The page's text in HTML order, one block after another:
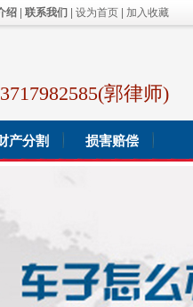
绍 联系我们 设为首页 加入收藏
郭律师)
产分割 损害赔偿